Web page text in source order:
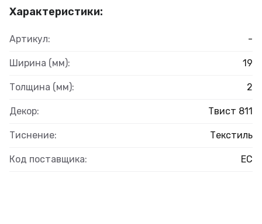
Характеристики:
Артикул: -
Ширина (мм): 19
Толщина (мм): 2
Декор: Твист 811
Тиснение: Текстиль
Код поставщика: ЕС